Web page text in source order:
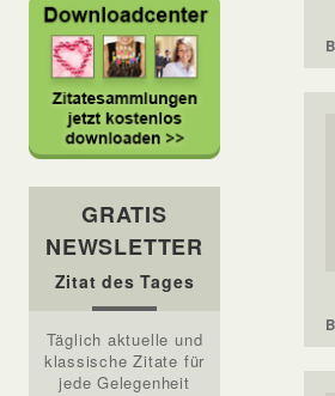
GRATIS
NEWSLETTER
Zitat des Tages
Täglich aktuelle und
klassische Zitate für
jede Gelegenheit